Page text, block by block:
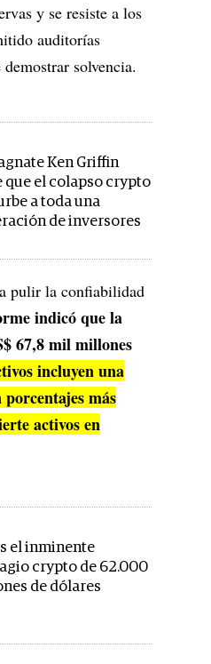
y se resiste a los
auditorías
solvencia.
Ken Griffin
que el colapso crypto
a toda una
de inversores
pulir la confiabilidad
indicó que la
67,8 mil millones
incluyen una
más
activos en
el inminente
crypto de 62.000
de dólares